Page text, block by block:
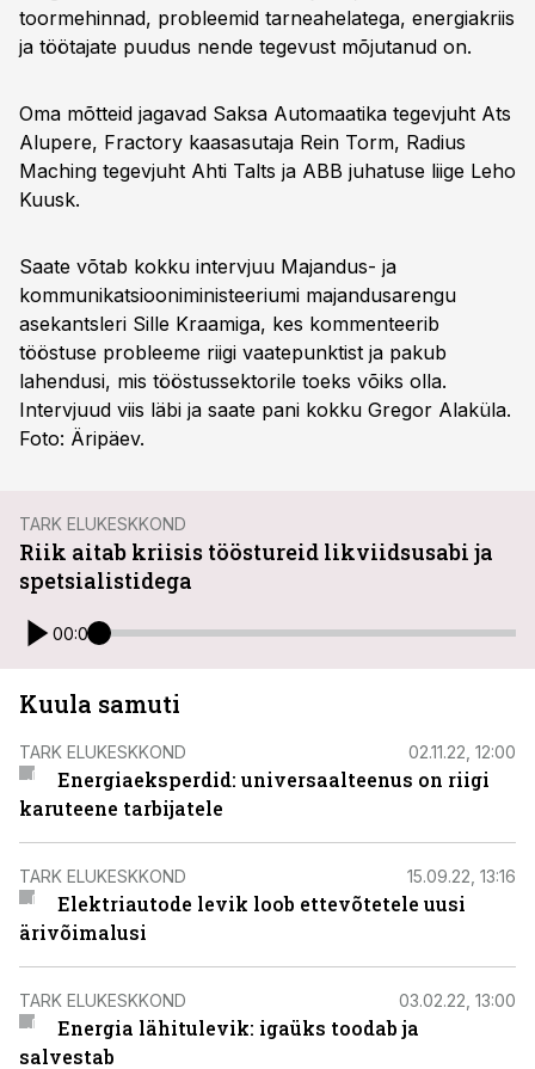
toormehinnad, probleemid tarneahelatega, energiakriis
ja töötajate puudus nende tegevust mõjutanud on.
Oma mõtteid jagavad Saksa Automaatika tegevjuht Ats
Alupere, Fractory kaasasutaja Rein Torm, Radius
Maching tegevjuht Ahti Talts ja ABB juhatuse liige Leho
Kuusk.
Saate võtab kokku intervjuu Majandus- ja
kommunikatsiooniministeeriumi majandusarengu
asekantsleri Sille Kraamiga, kes kommenteerib
tööstuse probleeme riigi vaatepunktist ja pakub
lahendusi, mis tööstussektorile toeks võiks olla.
Intervjuud viis läbi ja saate pani kokku Gregor Alaküla.
Foto: Äripäev.
TARK ELUKESKKOND
Riik aitab kriisis tööstureid likviidsusabi ja
spetsialistidega
00:00
Kuula samuti
TARK ELUKESKKOND 02.11.22, 12:00
Energiaeksperdid: universaalteenus on riigi
karuteene tarbijatele
TARK ELUKESKKOND 15.09.22, 13:16
Elektriautode levik loob ettevõtetele uusi
ärivõimalusi
TARK ELUKESKKOND 03.02.22, 13:00
Energia lähitulevik: igaüks toodab ja
salvestab